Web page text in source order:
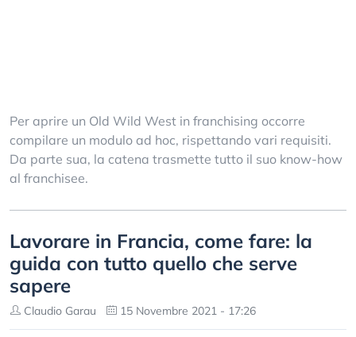
Per aprire un Old Wild West in franchising occorre
compilare un modulo ad hoc, rispettando vari requisiti.
Da parte sua, la catena trasmette tutto il suo know-how
al franchisee.
Lavorare in Francia, come fare: la
guida con tutto quello che serve
sapere
Claudio Garau 15 Novembre 2021 - 17:26